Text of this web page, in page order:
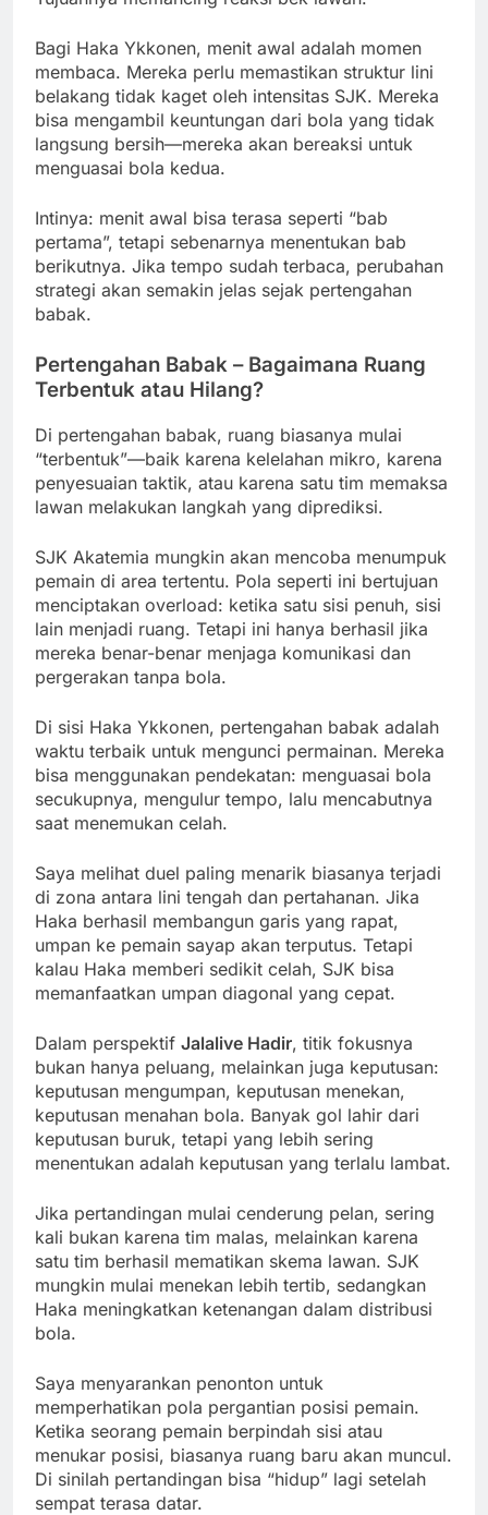
Bagi Haka Ykkonen, menit awal adalah momen
membaca. Mereka perlu memastikan struktur lini
belakang tidak kaget oleh intensitas SJK. Mereka
bisa mengambil keuntungan dari bola yang tidak
langsung bersih—mereka akan bereaksi untuk
menguasai bola kedua.
Intinya: menit awal bisa terasa seperti “bab
pertama”, tetapi sebenarnya menentukan bab
berikutnya. Jika tempo sudah terbaca, perubahan
strategi akan semakin jelas sejak pertengahan
babak.
Pertengahan Babak – Bagaimana Ruang
Terbentuk atau Hilang?
Di pertengahan babak, ruang biasanya mulai
“terbentuk”—baik karena kelelahan mikro, karena
penyesuaian taktik, atau karena satu tim memaksa
lawan melakukan langkah yang diprediksi.
SJK Akatemia mungkin akan mencoba menumpuk
pemain di area tertentu. Pola seperti ini bertujuan
menciptakan overload: ketika satu sisi penuh, sisi
lain menjadi ruang. Tetapi ini hanya berhasil jika
mereka benar-benar menjaga komunikasi dan
pergerakan tanpa bola.
Di sisi Haka Ykkonen, pertengahan babak adalah
waktu terbaik untuk mengunci permainan. Mereka
bisa menggunakan pendekatan: menguasai bola
secukupnya, mengulur tempo, lalu mencabutnya
saat menemukan celah.
Saya melihat duel paling menarik biasanya terjadi
di zona antara lini tengah dan pertahanan. Jika
Haka berhasil membangun garis yang rapat,
umpan ke pemain sayap akan terputus. Tetapi
kalau Haka memberi sedikit celah, SJK bisa
memanfaatkan umpan diagonal yang cepat.
Dalam perspektif Jalalive Hadir, titik fokusnya
bukan hanya peluang, melainkan juga keputusan:
keputusan mengumpan, keputusan menekan,
keputusan menahan bola. Banyak gol lahir dari
keputusan buruk, tetapi yang lebih sering
menentukan adalah keputusan yang terlalu lambat.
Jika pertandingan mulai cenderung pelan, sering
kali bukan karena tim malas, melainkan karena
satu tim berhasil mematikan skema lawan. SJK
mungkin mulai menekan lebih tertib, sedangkan
Haka meningkatkan ketenangan dalam distribusi
bola.
Saya menyarankan penonton untuk
memperhatikan pola pergantian posisi pemain.
Ketika seorang pemain berpindah sisi atau
menukar posisi, biasanya ruang baru akan muncul.
Di sinilah pertandingan bisa “hidup” lagi setelah
sempat terasa datar.